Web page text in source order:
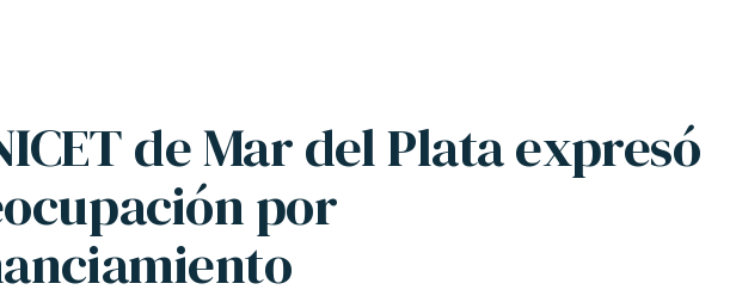
de Mar del Plata expresó
por